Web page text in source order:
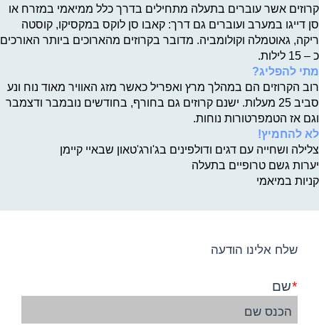
קרוזים אשר עוברים בתעלה מתחילים בדרך כלל ממיאמי במזרח או
סן דייגו במערב ועוברים גם דרך: קאבו סן לוקס במקסיקו, קוסטה
ריקה, גאוטמלה וקולומביה. מדובר בקרוזים מהארוכים ביותר האורכים
כ – 15 לילות.
מתי להפליג?
רוב הקרוזים הם במהלך מרץ ואפריל כאשר מזג האוויר מאוד נוח ונע
סביב 25 מעלות. ישנם קרוזים גם בחורף, בחודשים נובמבר ודצמבר
וגם אז הטמפרטורות נוחות.
לא להחמיץ!
צלילה ושחייה עם דגים ודולפינים בג'ורג'טאון שבאיי קיימן
יערות גשם טרופיים בתעלה
קניות במיאמי
שלח אלינו הודעה
שם